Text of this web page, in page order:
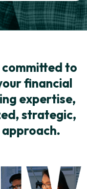
committed to
financial
expertise,
strategic,